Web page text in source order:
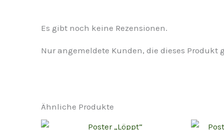
Es gibt noch keine Rezensionen.
Nur angemeldete Kunden, die dieses Produkt
Ähnliche Produkte